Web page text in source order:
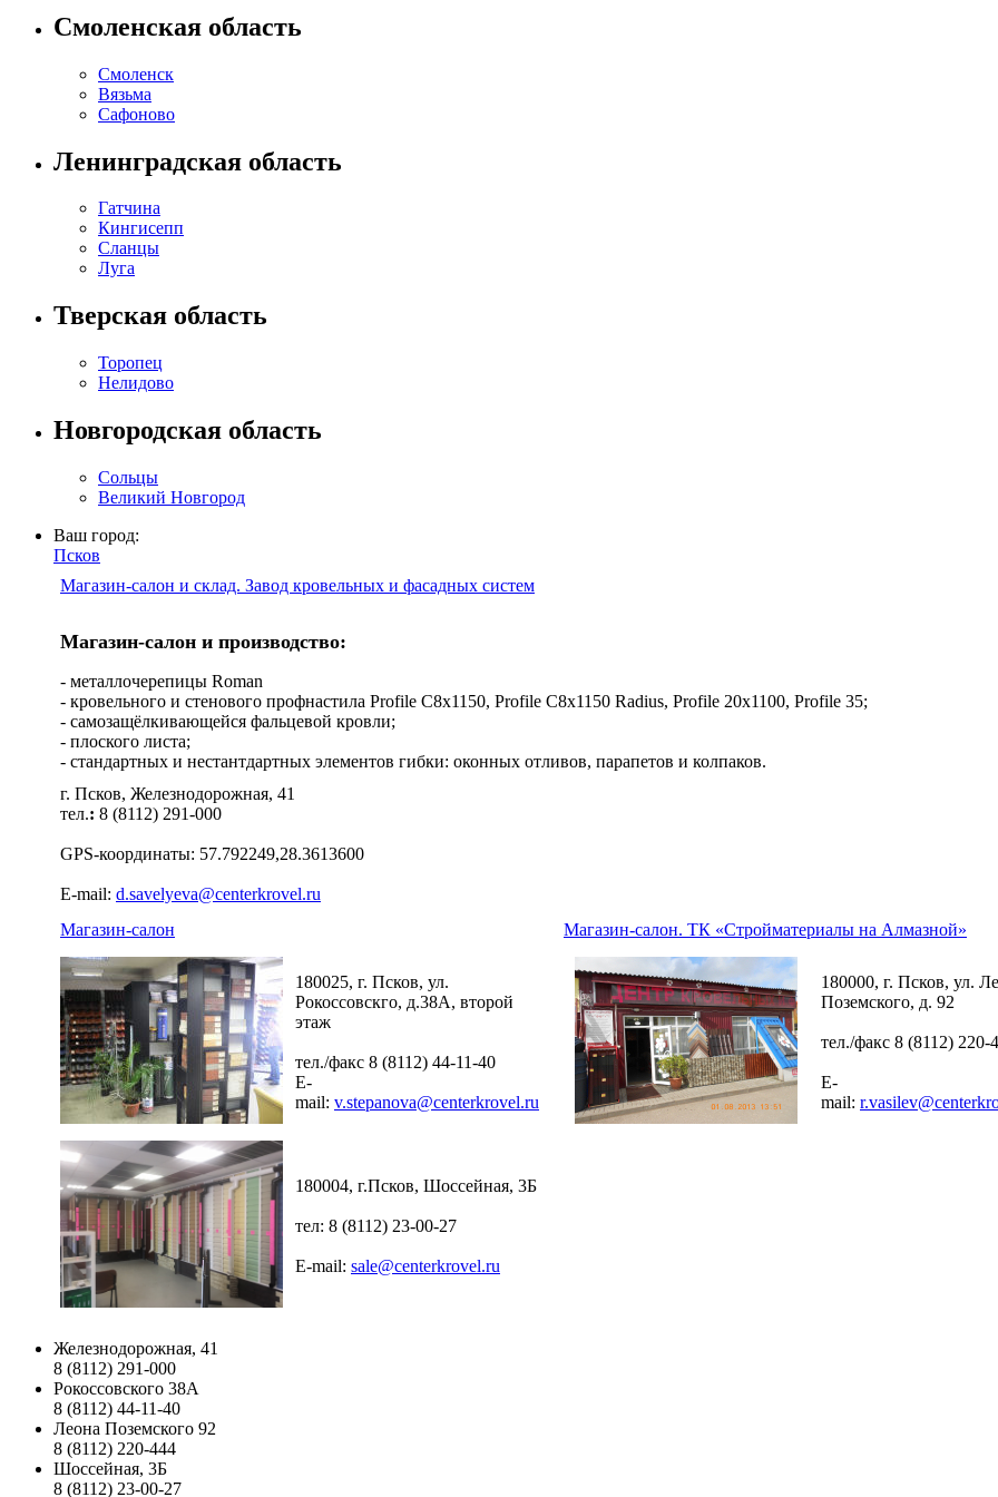
Смоленская область
Смоленск
Вязьма
Сафоново
Ленинградская область
Гатчина
Кингисепп
Сланцы
Луга
Тверская область
Торопец
Нелидово
Новгородская область
Сольцы
Великий Новгород
Ваш город:
Псков
Магазин-салон и склад. Завод кровельных и фасадных систем
Магазин-салон и производство:
- металлочерепицы Roman
- кровельного и стенового профнастила Profile C8х1150, Profile C8х1150 Radius, Profile 20x1100, Profile 35;
- самозащёлкивающейся фальцевой кровли;
- плоского листа;
- стандартных и нестантдартных элементов гибки: оконных отливов, парапетов и колпаков.
г. Псков, Железнодорожная, 41
тел.: 8 (8112) 291-000
GPS-координаты: 57.792249,28.3613600
E-mail: d.savelyeva@centerkrovel.ru
Магазин-салон
Магазин-салон. ТК «Стройматериалы на Алмазной»
180025, г. Псков, ул.
Рокоссовскго, д.38А, второй
этаж
тел./факс 8 (8112) 44-11-40
E-
mail: v.stepanova@centerkrovel.ru
180000, г. Псков, ул.
Поземского, д. 92
тел./факс 8 (8112) 220-
E-
mail:
180004, г.Псков, Шоссейная, 3Б
тел: 8 (8112) 23-00-27
E-mail: sale@centerkrovel.ru
Железнодорожная, 41
8 (8112) 291-000
Рокоссовского 38А
8 (8112) 44-11-40
Леона Поземского 92
8 (8112) 220-444
Шоссейная, 3Б
8 (8112) 23-00-27